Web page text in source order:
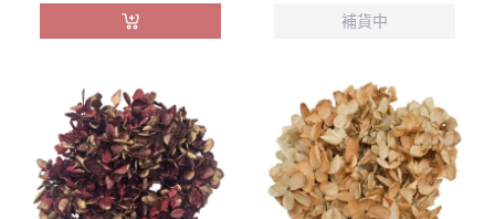
補貨中